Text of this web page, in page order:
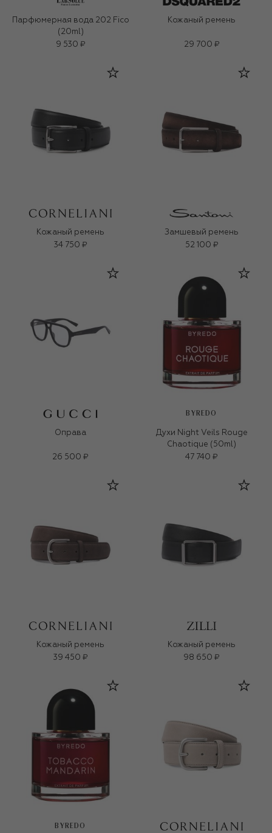
Парфюмерная вода 202 Fico
(20ml)
9 530 ₽
Кожаный ремень
29 700 ₽
Кожаный ремень
34 750 ₽
Замшевый ремень
52 100 ₽
Оправа
26 500 ₽
BYREDO
Духи Night Veils Rouge
Chaotique (50ml)
47 740 ₽
Кожаный ремень
39 450 ₽
Кожаный ремень
98 650 ₽
BYREDO